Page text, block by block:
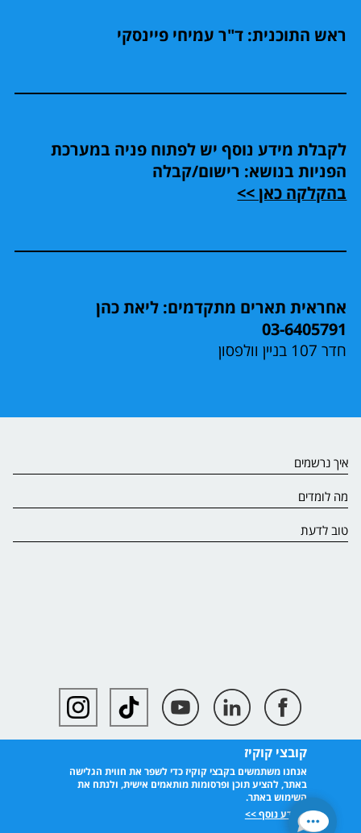
קובצי קוקיז
אנחנו משתמשים בקבצי קוקיז כדי לשפר את חווית הגלישה
באתר, להציע תוכן ופרסומות מותאמים אישית, ולנתח את
השימוש באתר.
למידע נוסף >>
ראש התוכנית: ד"ר עמיחי פיינסקי
לקבלת מידע נוסף יש לפתוח פניה במערכת
הפניות בנושא: רישום/קבלה
בהקלקה כאן >>
אחראית תארים מתקדמים: ליאת כהן
03-6405791
חדר 107 בניין וולפסון
איך נרשמים
מה לומדים
טוב לדעת